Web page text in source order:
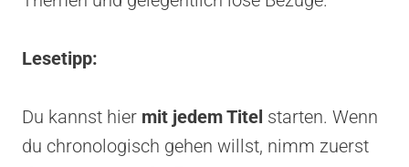
Lesetipp:
Du kannst hier mit jedem Titel starten. Wenn
du chronologisch gehen willst, nimm zuerst